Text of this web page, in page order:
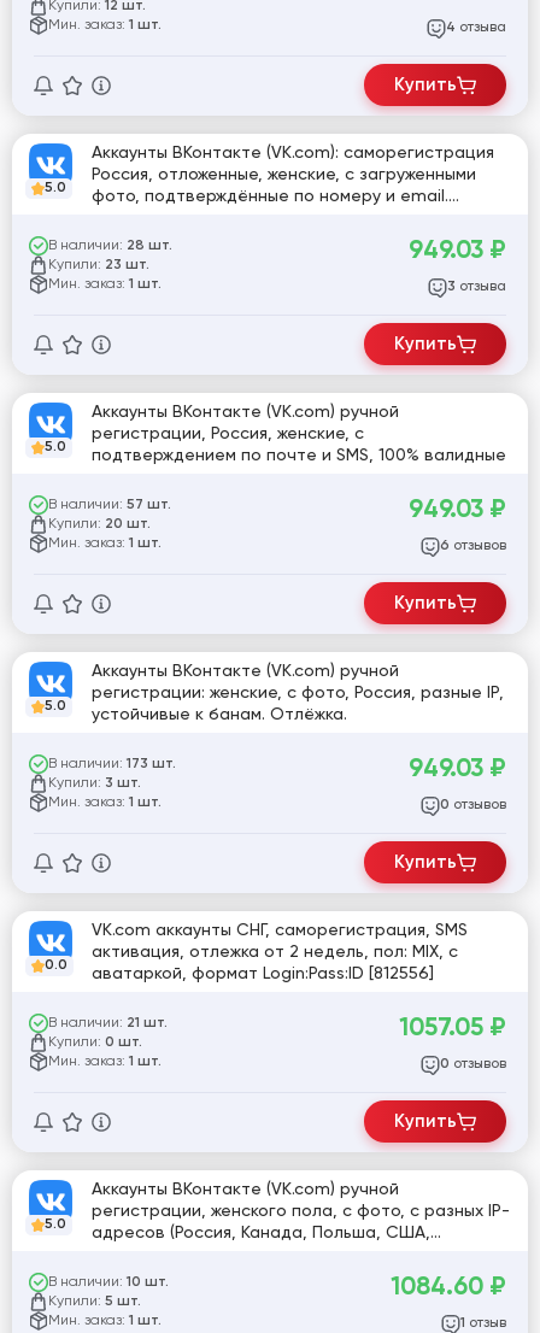
Купили: 12 шт.
Мин. заказ: 1 шт. 4 отзыва
Купить
5.0
Аккаунты ВКонтакте (VK.com): саморегистрация
Россия, отложенные, женские, с загруженными
фото, подтверждённые по номеру и email.
В наличии: 28 шт.
Купили: 23 шт.
Мин. заказ: 1 шт.
949.03 ₽
3 отзыва
Купить
5.0
Аккаунты ВКонтакте (VK.com) ручной
регистрации, Россия, женские, с
подтверждением по почте и SMS, 100% валидные
В наличии: 57 шт.
Купили: 20 шт.
Мин. заказ: 1 шт.
949.03 ₽
6 отзывов
Купить
5.0
Аккаунты ВКонтакте (VK.com) ручной
регистрации: женские, с фото, Россия, разные IP,
устойчивые к банам. Отлёжка.
В наличии: 173 шт.
Купили: 3 шт.
Мин. заказ: 1 шт.
949.03 ₽
0 отзывов
Купить
0.0
VK.com аккаунты СНГ, саморегистрация, SMS
активация, отлежка от 2 недель, пол: MIX, с
аватаркой, формат Login:Pass:ID [812556]
В наличии: 21 шт.
Купили: 0 шт.
Мин. заказ: 1 шт.
1057.05 ₽
0 отзывов
Купить
5.0
Аккаунты ВКонтакте (VK.com) ручной
регистрации, женского пола, с фото, с разных IP-
адресов (Россия, Канада, Польша, США,
устойчивости и обхода блокировок
В наличии: 10 шт.
Купили: 5 шт.
Мин. заказ: 1 шт.
1084.60 ₽
1 отзыв